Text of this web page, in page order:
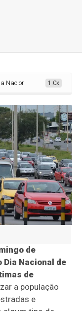
em Memória de
1.0x
de
Dia Nacional de
de
a população
e